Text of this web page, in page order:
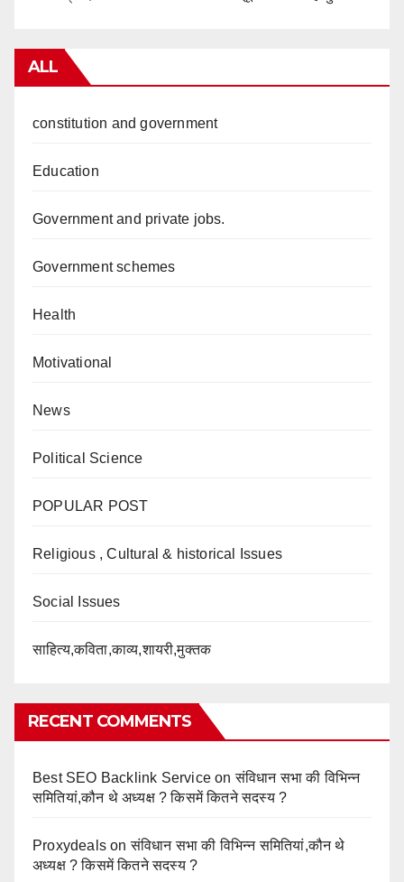
ALL
constitution and government
Education
Government and private jobs.
Government schemes
Health
Motivational
News
Political Science
POPULAR POST
Religious , Cultural & historical Issues
Social Issues
साहित्य,कविता,काव्य,शायरी,मुक्तक
RECENT COMMENTS
Best SEO Backlink Service onसंविधान सभा की विभिन्न
समितियां,कौन थे अध्यक्ष ? किसमें कितने सदस्य ?
Proxydeals onसंविधान सभा की विभिन्न समितियां,कौन थे
अध्यक्ष ? किसमें कितने सदस्य ?